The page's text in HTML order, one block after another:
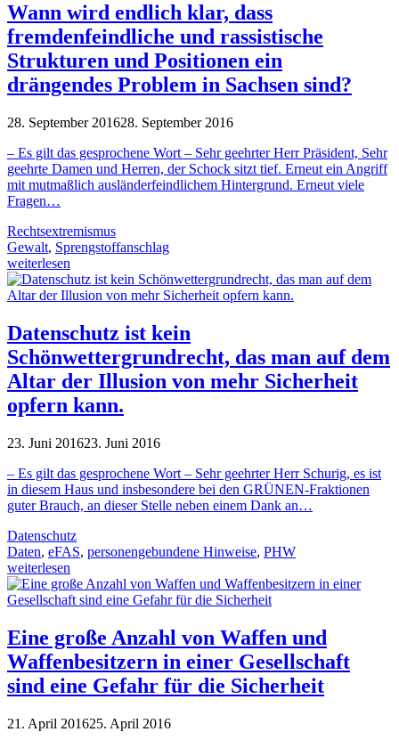
Wann wird endlich klar, dass
fremdenfeindliche und rassistische
Strukturen und Positionen ein
drängendes Problem in Sachsen sind?
28. September 201628. September 2016
– Es gilt das gesprochene Wort – Sehr geehrter Herr Präsident, Sehr
geehrte Damen und Herren, der Schock sitzt tief. Erneut ein Angriff
mit mutmaßlich ausländerfeindlichem Hintergrund. Erneut viele
Fragen…
Rechtsextremismus
Gewalt, Sprengstoffanschlag
weiterlesen
Datenschutz ist kein
Schönwettergrundrecht, das man auf dem
Altar der Illusion von mehr Sicherheit
opfern kann.
23. Juni 201623. Juni 2016
– Es gilt das gesprochene Wort – Sehr geehrter Herr Schurig, es ist
in diesem Haus und insbesondere bei den GRÜNEN-Fraktionen
guter Brauch, an dieser Stelle neben einem Dank an…
Datenschutz
Daten, eFAS, personengebundene Hinweise, PHW
weiterlesen
Eine große Anzahl von Waffen und
Waffenbesitzern in einer Gesellschaft
sind eine Gefahr für die Sicherheit
21. April 201625. April 2016